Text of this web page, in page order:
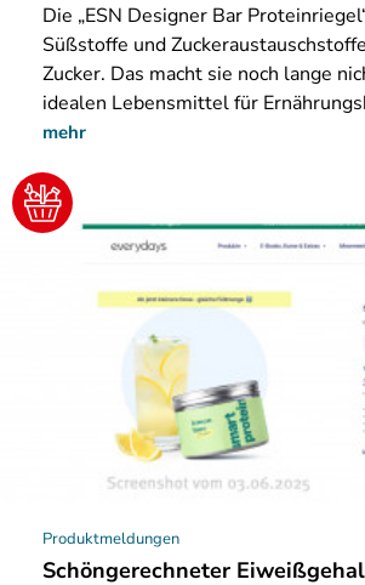
Die „ESN Designer Bar
Süßstoffe und
Zucker. Das macht sie noch lange
idealen Lebensmittel für
mehr
Produktmeldungen
Schöngerechneter